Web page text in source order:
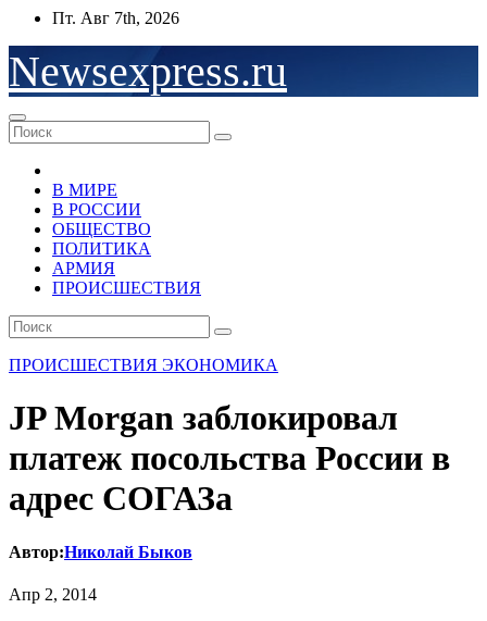
Перейти
содержимому
Пт. Авг 7th, 2026
Newsexpress.ru
В МИРЕ
В РОССИИ
ОБЩЕСТВО
ПОЛИТИКА
АРМИЯ
ПРОИСШЕСТВИЯ
ПРОИСШЕСТВИЯ ЭКОНОМИКА
JP Morgan заблокировал
платеж посольства России в
адрес СОГАЗа
Автор:Николай Быков
Апр 2, 2014